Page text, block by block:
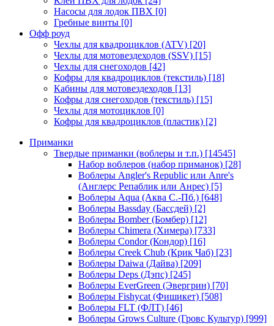
Насосы для лодок ПВХ [0]
Гребные винты [0]
Офф роуд
Чехлы для квадроциклов (ATV) [20]
Чехлы для мотовездеходов (SSV) [15]
Чехлы для снегоходов [42]
Кофры для квадроциклов (текстиль) [18]
Кабины для мотовездеходов [13]
Кофры для снегоходов (текстиль) [15]
Чехлы для мотоциклов [0]
Кофры для квадроциклов (пластик) [2]
Приманки
Твердые приманки (воблеры и т.п.) [14545]
Набор воблеров (набор приманок) [28]
Воблеры Angler's Republic или Anre's
(Англерс Репаблик или Анрес) [5]
Воблеры Aqua (Аква С.-Пб.) [648]
Воблеры Bassday (Бассдей) [2]
Воблеры Bomber (Бомбер) [12]
Воблеры Chimera (Химера) [733]
Воблеры Condor (Кондор) [16]
Воблеры Creek Chub (Крик Чаб) [23]
Воблеры Daiwa (Дайва) [209]
Воблеры Deps (Дэпс) [245]
Воблеры EverGreen (Эвергрин) [70]
Воблеры Fishycat (Фишикет) [508]
Воблеры FLT (ФЛТ) [46]
Воблеры Grows Culture (Гровс Культур) [999]